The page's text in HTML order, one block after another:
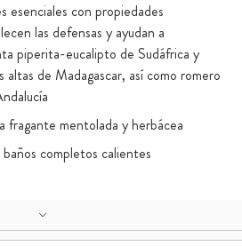
esenciales con propiedades
las defensas y ayudan a
piperita-eucalipto de Sudáfrica y
altas de Madagascar, así como romero
fragante mentolada y herbácea
completos calientes